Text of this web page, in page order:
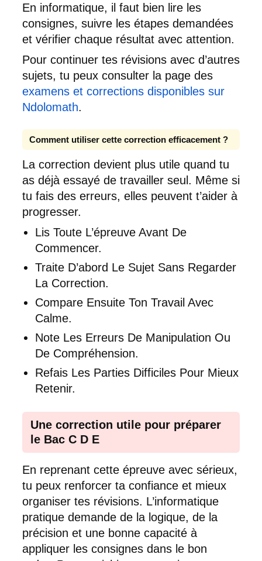
En informatique, il faut bien lire les
consignes, suivre les étapes demandées
et vérifier chaque résultat avec attention.
Pour continuer tes révisions avec d’autres
sujets, tu peux consulter la page des
examens et corrections disponibles sur
Ndolomath.
Comment utiliser cette correction efficacement ?
La correction devient plus utile quand tu
as déjà essayé de travailler seul. Même si
tu fais des erreurs, elles peuvent t’aider à
progresser.
Lis Toute L’épreuve Avant De
Commencer.
Traite D’abord Le Sujet Sans Regarder
La Correction.
Compare Ensuite Ton Travail Avec
Calme.
Note Les Erreurs De Manipulation Ou
De Compréhension.
Refais Les Parties Difficiles Pour Mieux
Retenir.
Une correction utile pour préparer
le Bac C D E
En reprenant cette épreuve avec sérieux,
tu peux renforcer ta confiance et mieux
organiser tes révisions. L’informatique
pratique demande de la logique, de la
précision et une bonne capacité à
appliquer les consignes dans le bon